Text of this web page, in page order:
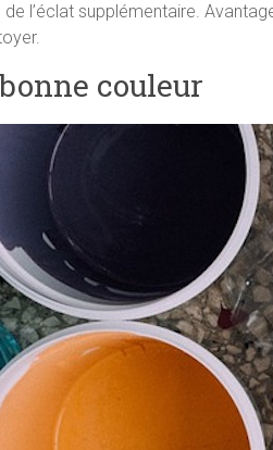
l’éclat supplémentaire.
couleur